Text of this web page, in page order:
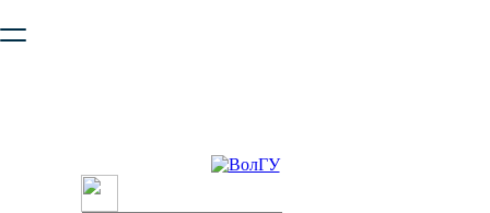
безопасную работу с сайтом. Пожалуйста